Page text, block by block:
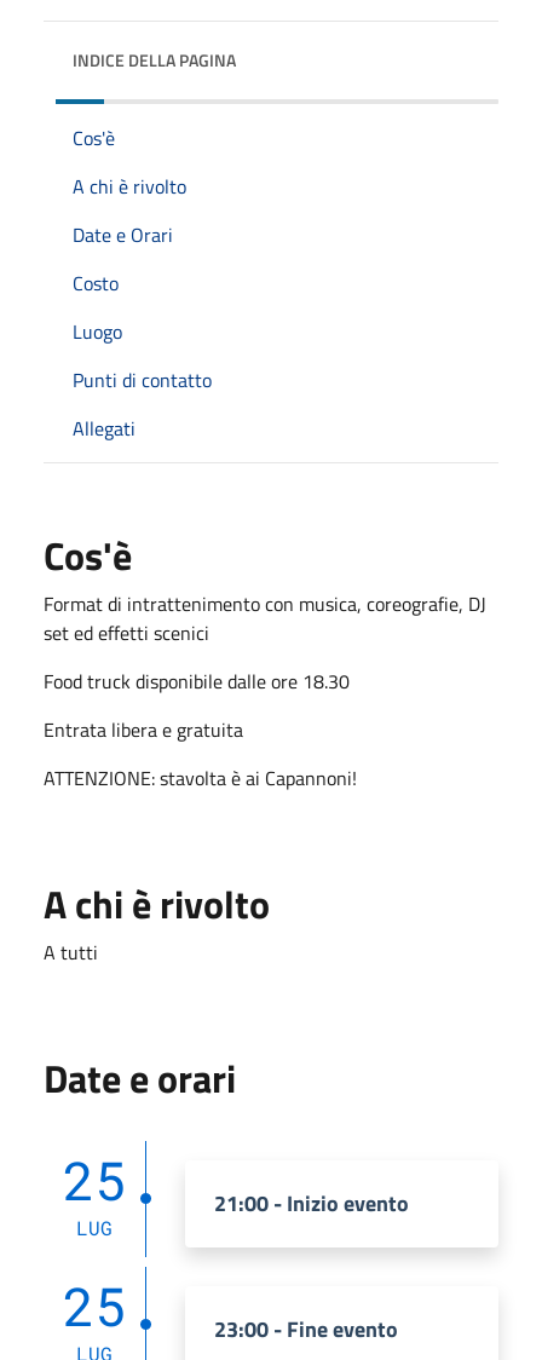
INDICE DELLA PAGINA
Cos'è
A chi è rivolto
Date e Orari
Costo
Luogo
Punti di contatto
Allegati
Cos'è
Format di intrattenimento con musica, coreografie, DJ
set ed effetti scenici
Food truck disponibile dalle ore 18.30
Entrata libera e gratuita
ATTENZIONE: stavolta è ai Capannoni!
A chi è rivolto
A tutti
Date e orari
25
LUG
21:00 - Inizio evento
25
LUG
23:00 - Fine evento